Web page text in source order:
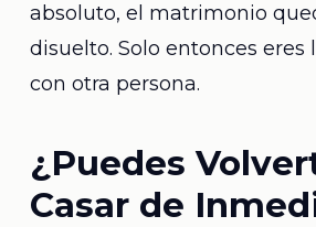
absoluto, el matrimonio
disuelto. Solo entonces eres
con otra persona.
¿Puedes
Casar de